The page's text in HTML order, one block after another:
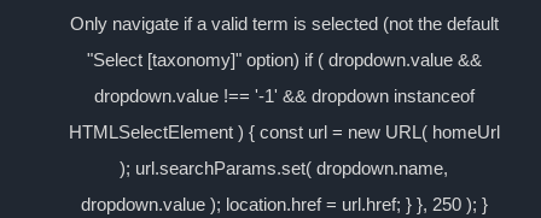
Only navigate if a valid term is selected (not the default
"Select [taxonomy]" option) if ( dropdown.value &&
dropdown.value !== '-1' && dropdown instanceof
HTMLSelectElement ) { const url = new URL( homeUrl
); url.searchParams.set( dropdown.name,
dropdown.value ); location.href = url.href; } }, 250 ); }